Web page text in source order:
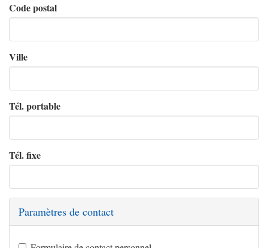
Code postal
Ville
Tél. portable
Tél. fixe
Paramètres de contact